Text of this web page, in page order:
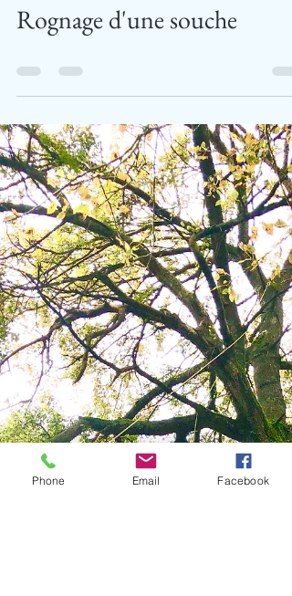
17 déc. 2020
Rognage d'une souche
Phone Email Facebook